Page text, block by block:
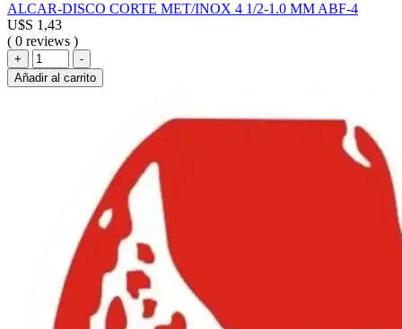
ALCAR-DISCO CORTE MET/INOX 4 1/2-1.0 MM ABF-4
U$S 1,43
( 0 reviews )
+
ALCAR-
DISCO
CORTE
-
Añadir al carrito